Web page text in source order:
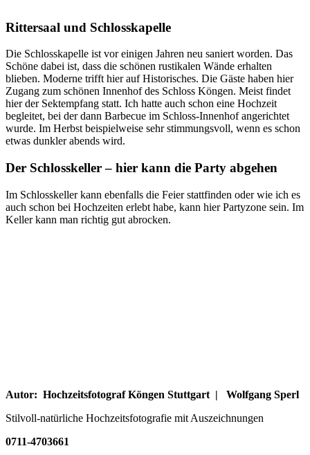
Rittersaal und Schlosskapelle
Die Schlosskapelle ist vor einigen Jahren neu saniert worden. Das
Schöne dabei ist, dass die schönen rustikalen Wände erhalten
blieben. Moderne trifft hier auf Historisches. Die Gäste haben hier
Zugang zum schönen Innenhof des Schloss Köngen. Meist findet
hier der Sektempfang statt. Ich hatte auch schon eine Hochzeit
begleitet, bei der dann Barbecue im Schloss-Innenhof angerichtet
wurde. Im Herbst beispielweise sehr stimmungsvoll, wenn es schon
etwas dunkler abends wird.
Der Schlosskeller – hier kann die Party abgehen
Im Schlosskeller kann ebenfalls die Feier stattfinden oder wie ich es
auch schon bei Hochzeiten erlebt habe, kann hier Partyzone sein. Im
Keller kann man richtig gut abrocken.
Autor: Hochzeitsfotograf Köngen Stuttgart | Wolfgang Sperl
Stilvoll-natürliche Hochzeitsfotografie mit Auszeichnungen
0711-4703661